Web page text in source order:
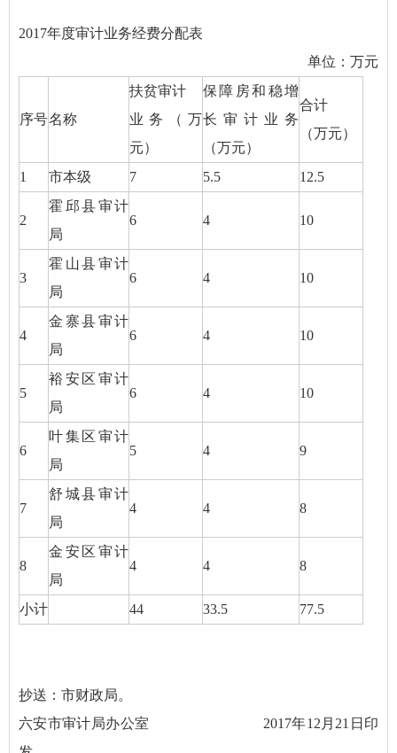
2017年度审计业务经费分配表
单位：万元
序号名称
扶贫审计
业务（万
元）
保障房和稳增
长审计业务
（万元）
合计
（万元）
1 市本级 7 5.5 12.5
2
霍邱县审计
局
6 4 10
3
霍山县审计
局
6 4 10
4
金寨县审计
局
6 4 10
5
裕安区审计
局
6 4 10
6
叶集区审计
局
5 4 9
7
舒城县审计
局
4 4 8
8
金安区审计
局
4 4 8
小计 44 33.5 77.5
抄送：市财政局。
六安市审计局办公室 2017年12月21日印